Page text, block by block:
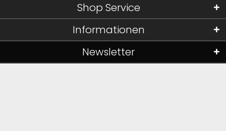
Shop Service
Informationen
Newsletter